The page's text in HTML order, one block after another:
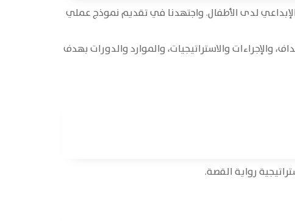
لدى الأطفال. واجتهدنا في تقديم نموذج عملي
والإجراءات والاستراتيجيات، والموارد والدورات بهدف
رواية القصة.